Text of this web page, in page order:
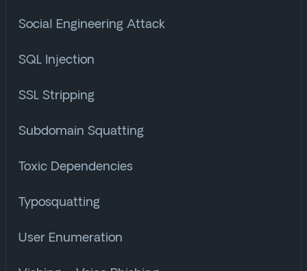
Social Engineering Attack
SQL Injection
SSL Stripping
Subdomain Squatting
Toxic Dependencies
Typosquatting
User Enumeration